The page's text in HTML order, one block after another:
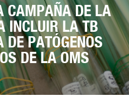
CAMPAÑA DE LA
INCLUIR LA TB
PATÓGENOS
DE LA OMS